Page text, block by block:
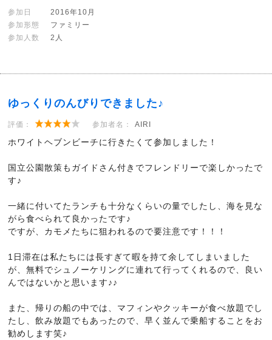
参加日
2016年10月
参加形態
ファミリー
参加人数
2人
ゆっくりのんびりできました♪
評価： 参加者名： AIRI
ホワイトヘブンビーチに行きたくて参加しました！
国立公園散策もガイドさん付きでフレンドリーで楽しかったで
す♪
一緒に付いてたランチも十分なくらいの量でしたし、海を見な
がら食べられて良かったです♪
ですが、カモメたちに狙われるので要注意です！！！
1日滞在は私たちには長すぎて暇を持て余してしまいました
が、無料でシュノーケリングに連れて行ってくれるので、良い
んではないかと思います♪♪
また、帰りの船の中では、マフィンやクッキーが食べ放題でし
たし、飲み放題でもあったので、早く並んで乗船することをお
勧めします笑♪